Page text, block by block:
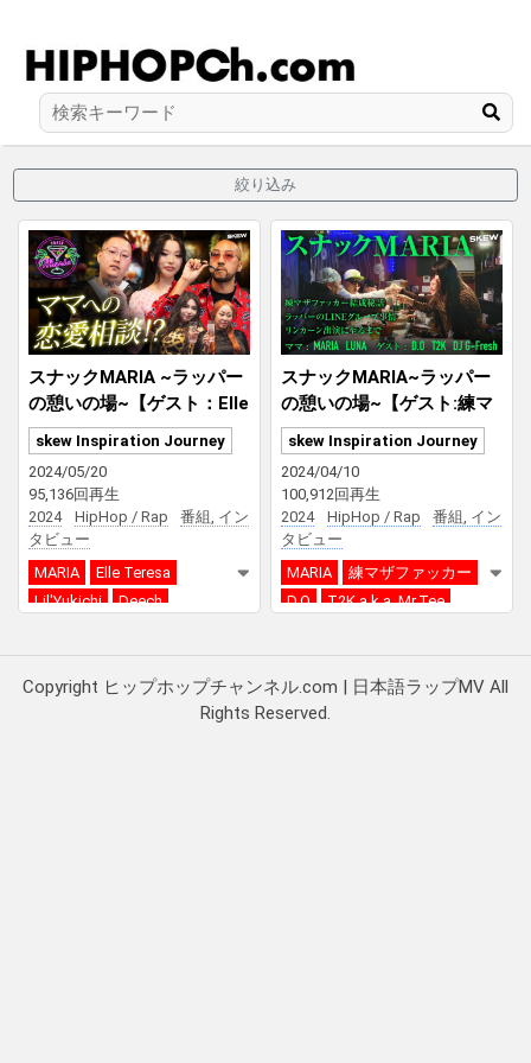
絞り込み
スナックMARIA ~ラッパー
の憩いの場~【ゲスト：Elle
Teresa, Lil’Yukichi, Deec
h】
skew Inspiration Journey
2024/05/20
95,136回再生
2024
HipHop / Rap
番組, イン
タビュー
MARIA
Elle Teresa
Lil'Yukichi
Deech
スナックMARIA~ラッパー
の憩いの場~【ゲスト:練マ
ザファッカー(D.O、T2K、
DJ G-FRESH】
skew Inspiration Journey
2024/04/10
100,912回再生
2024
HipHop / Rap
番組, イン
タビュー
MARIA
練マザファッカー
D.O
T2K a.k.a. Mr.Tee
Copyright ヒップホップチャンネル.com | 日本語ラップMV All
Rights Reserved.